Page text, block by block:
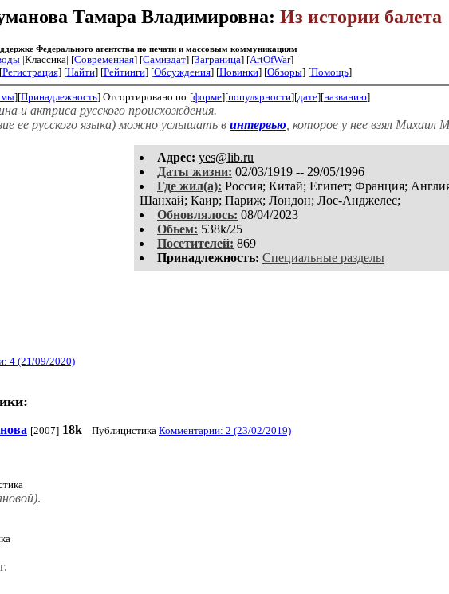
Тамара Владимировна: Из истории балета
Федерального агентства по печати и массовым коммуникациям
|Классика| [Современная] [Самиздат] [Заграница] [ArtOfWar]
[Регистрация] [Найти] [Рейтинги] [Обсуждения] [Новинки] [Обзоры] [Помощь]
][Принадлежность] Отсортировано по:[форме][популярности][дате][названию]
и актриса русского происхождения.
ее русского языка) можно услышать в интервью , которое у нее взял Михаил
Aдpeс: yes@lib.ru
Даты жизни: 02/03/1919 -- 29/05/1996
Где жил(а): Россия; Китай; Египет; Франция;
Шанхай; Каир; Париж; Лондон; Лос-Анджелес;
Обновлялось: 08/04/2023
Обьем: 538k/25
Посетителей: 869
Принадлежность: Специальные разделы
4 (21/09/2020)
[2007] 18k Публицистика Комментарии: 2 (23/02/2019)
.